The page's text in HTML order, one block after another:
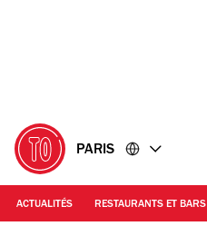
PARIS
ACTUALITÉS RESTAURANTS ET BARS
© Benoit Linero